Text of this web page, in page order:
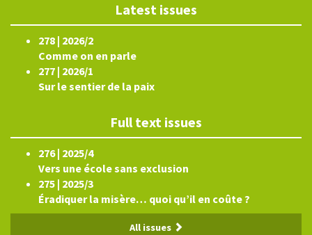
Latest issues
278 | 2026/2
Comme on en parle
277 | 2026/1
Sur le sentier de la paix
Full text issues
276 | 2025/4
Vers une école sans exclusion
275 | 2025/3
Éradiquer la misère… quoi qu’il en coûte ?
All issues